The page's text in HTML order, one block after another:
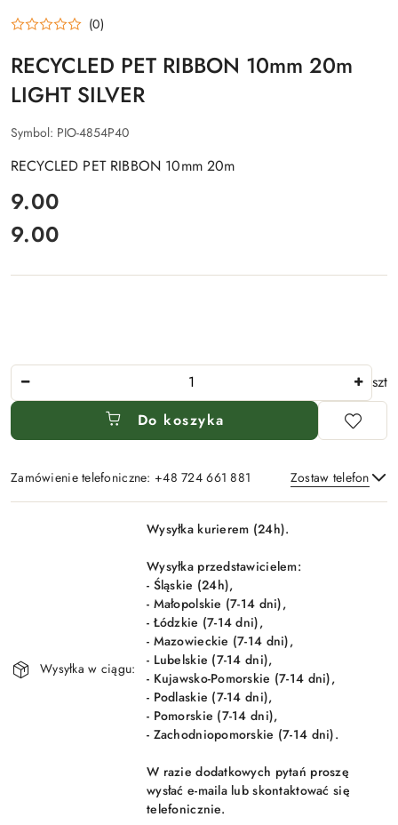
(0)
RECYCLED PET RIBBON 10mm 20m
LIGHT SILVER
Symbol: PIO-4854P40
RECYCLED PET RIBBON 10mm 20m
cena:
9.00
Cena:
9.00
Ilość
szt
Do koszyka
Zamówienie telefoniczne: +48 724 661 881 Zostaw telefon
Wyślij
Dostępność
Wysyłka w ciągu:
Wysyłka kurierem (24h).
Wysyłka przedstawicielem:
- Śląskie (24h),
- Małopolskie (7-14 dni),
- Łódzkie (7-14 dni),
- Mazowieckie (7-14 dni),
- Lubelskie (7-14 dni),
- Kujawsko-Pomorskie (7-14 dni),
- Podlaskie (7-14 dni),
- Pomorskie (7-14 dni),
- Zachodniopomorskie (7-14 dni).
W razie dodatkowych pytań proszę
wysłać e-maila lub skontaktować się
telefonicznie.